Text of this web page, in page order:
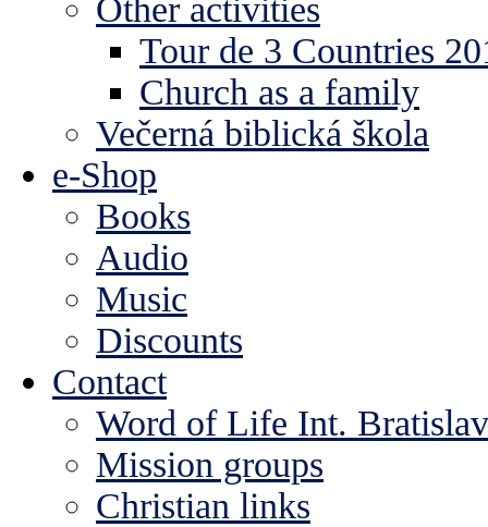
Other activities
Tour de 3 Countries
Church as a family
Večerná biblická škola
e-Shop
Books
Audio
Music
Discounts
Contact
Word of Life Int.
Mission groups
Christian links